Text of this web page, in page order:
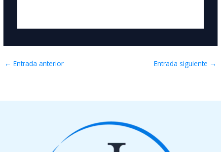
← Entrada anterior Entrada siguiente →